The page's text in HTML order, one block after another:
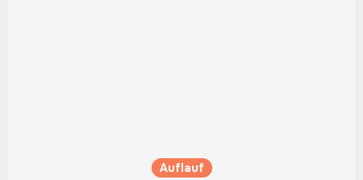
Auflauf